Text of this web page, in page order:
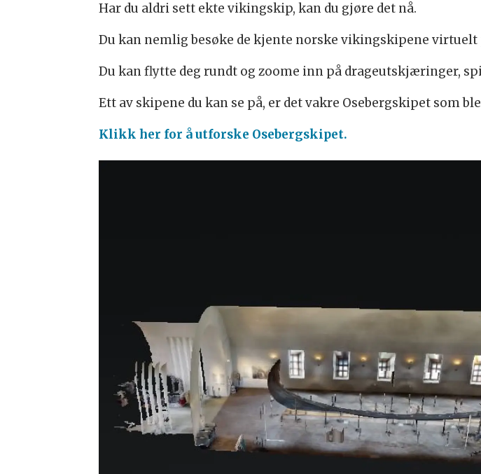
Har du aldri sett ekte vikingskip, kan du gjøre det nå.
Du kan nemlig besøke de kjente norske vikingskipene
Du kan flytte deg rundt og zoome inn på drageutskjæringer,
Ett av skipene du kan se på, er det vakre Osebergskipet som
Klikk her for å utforske Osebergskipet.